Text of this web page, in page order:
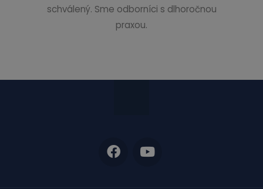
schválený. Sme odborníci s dlhoročnou
praxou.